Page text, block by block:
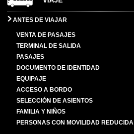
ANTES DE VIAJAR
VENTA DE PASAJES
TERMINAL DE SALIDA
PASAJES
DOCUMENTO DE IDENTIDAD
EQUIPAJE
ACCESO A BORDO
SELECCIÓN DE ASIENTOS
FAMILIA Y NIÑOS
PERSONAS CON MOVILIDAD REDUCIDA